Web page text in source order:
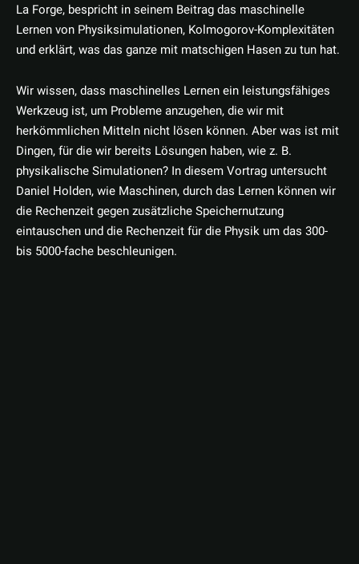
La Forge, bespricht in seinem Beitrag das maschinelle
Lernen von Physiksimulationen, Kolmogorov-Komplexitäten
und erklärt, was das ganze mit matschigen Hasen zu tun hat.
Wir wissen, dass maschinelles Lernen ein leistungsfähiges
Werkzeug ist, um Probleme anzugehen, die wir mit
herkömmlichen Mitteln nicht lösen können. Aber was ist mit
Dingen, für die wir bereits Lösungen haben, wie z. B.
physikalische Simulationen? In diesem Vortrag untersucht
Daniel Holden, wie Maschinen, durch das Lernen können wir
die Rechenzeit gegen zusätzliche Speichernutzung
eintauschen und die Rechenzeit für die Physik um das 300-
bis 5000-fache beschleunigen.